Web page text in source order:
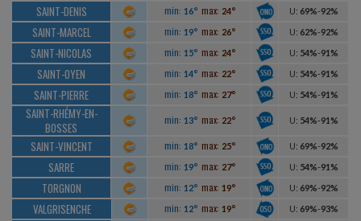
SAINT-DENIS min: 16° max: 24° U: 69%-92%
SAINT-MARCEL min: 19° max: 26° U: 62%-92%
SAINT-NICOLAS min: 15° max: 24° U: 54%-91%
SAINT-OYEN min: 14° max: 22° U: 54%-91%
SAINT-PIERRE min: 18° max: 27° U: 54%-91%
SAINT-RHÉMY-EN-
BOSSES
min: 13° max: 22° U: 54%-91%
SAINT-VINCENT min: 18° max: 25° U: 69%-92%
SARRE min: 19° max: 27° U: 54%-91%
TORGNON min: 12° max: 19° U: 69%-92%
VALGRISENCHE min: 12° max: 19° U: 69%-93%